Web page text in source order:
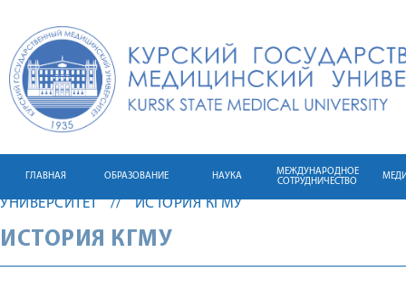
ГЛАВНАЯ ОБРАЗОВАНИЕ НАУКА
МЕЖДУНАРОДНОЕ
СОТРУДНИЧЕСТВО
УНИВЕРСИТЕТ ИСТОРИЯ КГМУ
ИСТОРИЯ КГМУ